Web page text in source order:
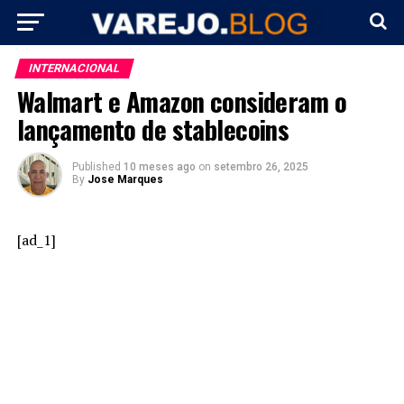
INTERNACIONAL
Walmart e Amazon consideram o
lançamento de stablecoins
Published 10 meses ago on setembro 26, 2025
By Jose Marques
[ad_1]